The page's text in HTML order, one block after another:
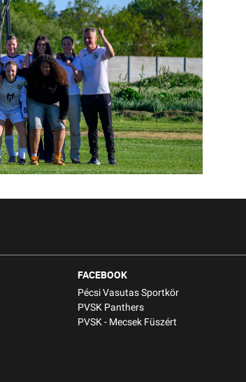
FACEBOOK
Pécsi Vasutas Sportkör
PVSK Panthers
PVSK - Mecsek Füszért